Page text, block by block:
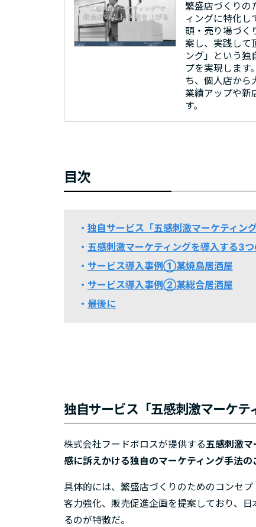
繁盛店づくりの
ィングに特化し
頭・売り場づく
案し、実践して
ング」という独
プを実現します
ち、個人店から
業績アップや新
す。
目次
独自サービス「五感刺激マーケティン
五感刺激マーケティングを導入する3
サービス導入事例①某焼鳥居酒屋
サービス導入事例②某総合居酒屋
最後に
独自サービス「五感刺激マーケテ
株式会社フードボロスが提供する五感刺激マ
感に訴えかける独自のマーケティング手法の
具体的には、繁盛店づくりのためのコンセ
客力強化、販売促進企画を提案しており、
るのが特徴だ。